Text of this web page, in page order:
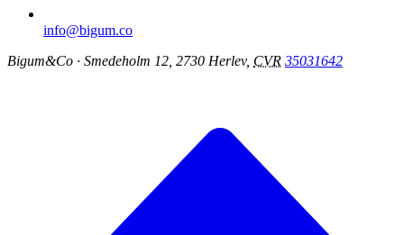
info@bigum.co
Bigum&Co · Smedeholm 12, 2730 Herlev, CVR 35031642